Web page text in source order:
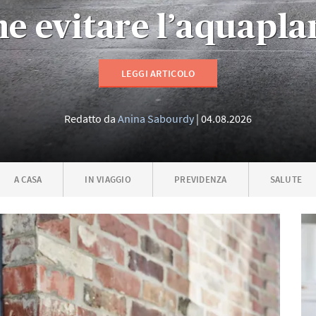
evitare
LEGGI ARTICOLO
Redatto da Anina Sabourdy 04.08.2026
A CASA IN VIAGGIO PREVIDENZA SALUTE